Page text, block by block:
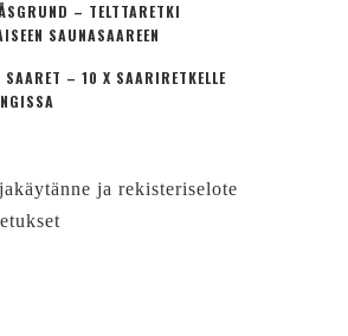
– TELTTARETKI
SAUNASAAREEN
SAARET – 10 X SAARIRETKELLE
ja rekisteriselote